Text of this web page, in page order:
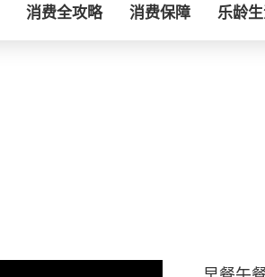
消费全攻略 消费保障 乐龄